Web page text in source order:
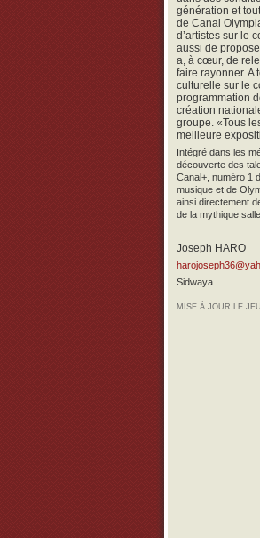
génération et
de Canal
d’artistes sur le
aussi de
a, à cœur, de
faire rayonner. A
culturelle sur le
programmation
création
groupe. «Tous
meilleure
Intégré dans les
découverte des
Canal+, numéro 1
musique et de
ainsi directement
de la mythique
Joseph HARO
Sidwaya
MISE À JOUR LE